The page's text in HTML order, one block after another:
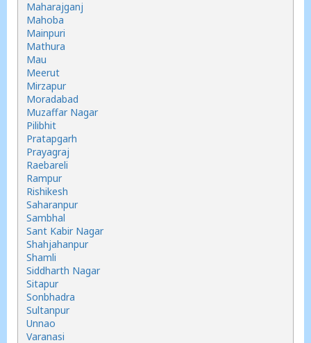
Maharajganj
Mahoba
Mainpuri
Mathura
Mau
Meerut
Mirzapur
Moradabad
Muzaffar Nagar
Pilibhit
Pratapgarh
Prayagraj
Raebareli
Rampur
Rishikesh
Saharanpur
Sambhal
Sant Kabir Nagar
Shahjahanpur
Shamli
Siddharth Nagar
Sitapur
Sonbhadra
Sultanpur
Unnao
Varanasi